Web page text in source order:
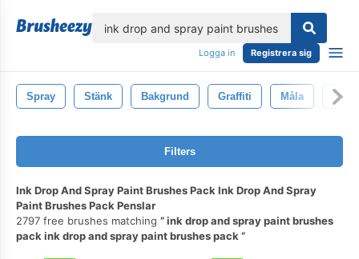
Logga in Registrera sig
Spray Stänk Bakgrund Graffiti Måla
Filters
Ink Drop And Spray Paint Brushes Pack Ink Drop And Spray
Paint Brushes Pack Penslar
2797 free brushes matching
ink drop and spray paint brushes
pack ink drop and spray paint brushes pack